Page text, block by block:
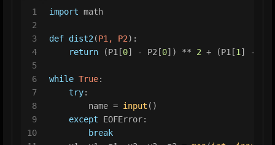
1
2
3
4
5
6
7
8
9
10
import math
def dist2 (P1, P2):
return (P1[0] - P2[0]) ** 2 + (P1[1 ] - P2[
while True:
try:
        name =
input ()
except EOFError:
break